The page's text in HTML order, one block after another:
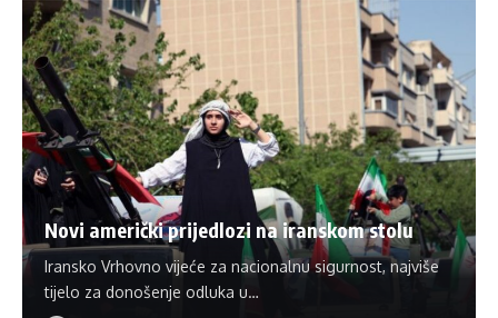
Novi američki prijedlozi na iranskom stolu
Iransko Vrhovno vijeće za nacionalnu sigurnost, najviše
tijelo za donošenje odluka u…